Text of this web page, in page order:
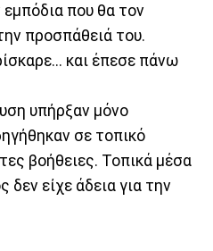
εμπόδια που θα τον
προσπάθειά του.
και έπεσε πάνω
υπήρξαν μόνο
σε τοπικό
βοήθειες. Τοπικά μέσα
δεν είχε άδεια για την